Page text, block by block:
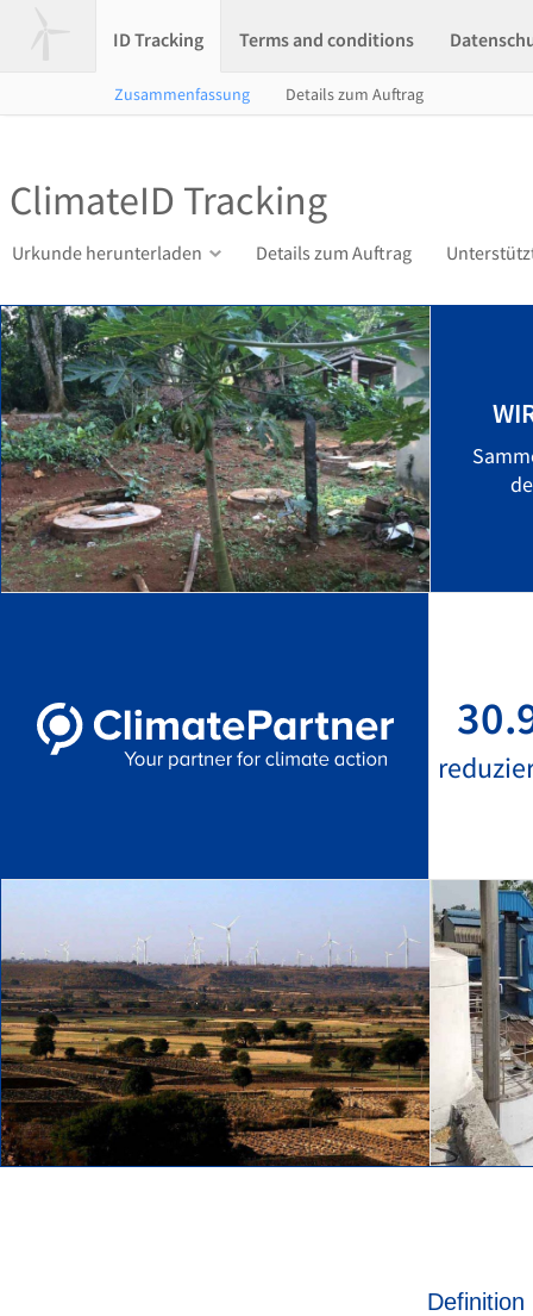
ID Tracking Terms and conditions
Zusammenfassung Details zum Auftrag
ClimateID Tracking
Urkunde herunterladen Details zum Auftrag
Definition